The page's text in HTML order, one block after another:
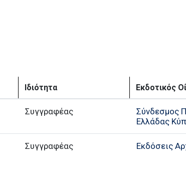
Ιδιότητα Εκδοτικός
Συγγραφέας
Σύνδεσμος
Ελλάδας
Εκδόσεις